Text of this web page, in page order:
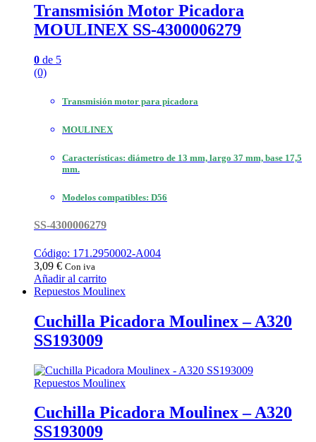
Transmisión Motor Picadora
MOULINEX SS-4300006279
0 de 5
(0)
Transmisión motor para picadora
MOULINEX
Características: diámetro de 13 mm, largo 37 mm, base 17,5
mm.
Modelos compatibles: D56
SS-4300006279
Código: 171.2950002-A004
3,09 € Con iva
Añadir al carrito
Repuestos Moulinex
Cuchilla Picadora Moulinex – A320
SS193009
Repuestos Moulinex
Cuchilla Picadora Moulinex – A320
SS193009